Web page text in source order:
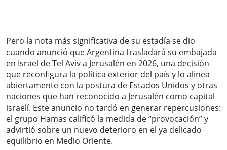
Pero la nota más significativa de su estadía se dio
cuando anunció que Argentina trasladará su embajada
en Israel de Tel Aviv a Jerusalén en 2026, una decisión
que reconfigura la política exterior del país y lo alinea
abiertamente con la postura de Estados Unidos y otras
naciones que han reconocido a Jerusalén como capital
israelí. Este anuncio no tardó en generar repercusiones:
el grupo Hamas calificó la medida de “provocación” y
advirtió sobre un nuevo deterioro en el ya delicado
equilibrio en Medio Oriente.